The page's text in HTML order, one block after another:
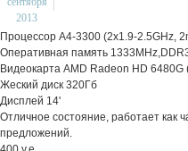
2013
Процессор A4-3300 (2x1.9-2.5GHz,
Оперативная память
Видеокарта AMD Radeon HD
Жеский диск 320Гб
Дисплей 14'
Отличное состояние, работает как
предложений.